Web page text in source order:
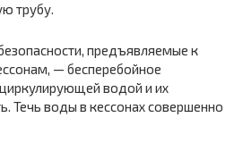
трубу.
предъявляемые к
— бесперебойное
водой и их
Течь воды в кессонах совершенно